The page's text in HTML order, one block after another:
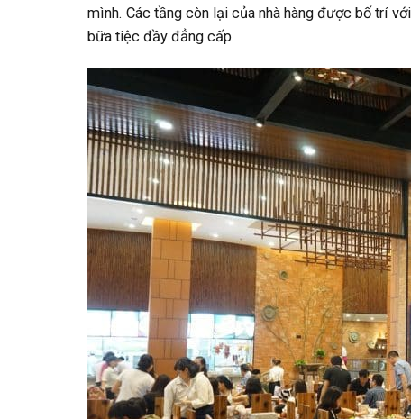
mình. Các tầng còn lại của nhà hàng được bố trí
bữa tiệc đầy đẳng cấp.